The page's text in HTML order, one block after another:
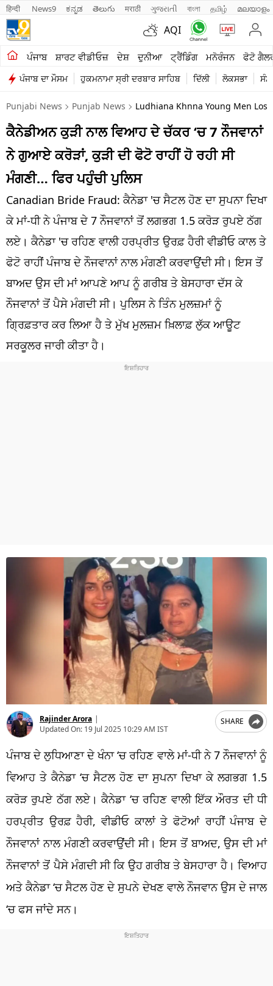
हिन्दी News9 ಕನ್ನಡ తెలుగు मराठी ગુજરાતી বাংলা தமிழ் മലയാളം
AQI
ਪੰਜਾਬ ਸ਼ਾਰਟ ਵੀਡੀਓਜ਼ ਦੇਸ਼ ਦੁਨੀਆ ਟ੍ਰੈਂਡਿੰਗ ਮਨੋਰੰਜਨ ਫੋਟੋ
ਪੰਜਾਬ ਦਾ ਮੌਸਮ ਹੁਕਮਨਾਮਾ ਸ੍ਰੀ ਦਰਬਾਰ ਸਾਹਿਬ ਦਿੱਲੀ ਲੋਕਸਭਾ
ਖੇਤੀਬਾੜੀ
ਸ਼ਾਰਟ ਵੀਡੀਓਜ਼
ਕਾਰੋਬਾਰ
ਕਰਿਅਰ
ਮਨੋਰੰਜਨ
ਦੇਸ਼
ਲਾਈਫ ਸਟਾਈਲ
ਪੰਜਾਬ
ਧਰਮ
ਖੇਡਾਂ
ਟੈਕਨੋਲਜੀ
Punjabi News Punjab News Ludhiana Khnna Young Men
ਕੈਨੇਡੀਅਨ ਕੁੜੀ ਨਾਲ ਵਿਆਹ ਦੇ ਚੱਕਰ ‘ਚ 7 ਨੌਜਵਾਨਾਂ
ਨੇ ਗੁਆਏ ਕਰੋੜਾਂ, ਕੁੜੀ ਦੀ ਫੋਟੋ ਰਾਹੀਂ ਹੋ ਰਹੀ ਸੀ
ਮੰਗਣੀ… ਫਿਰ ਪਹੁੰਚੀ ਪੁਲਿਸ
Canadian Bride Fraud: ਕੈਨੇਡਾ 'ਚ ਸੈਟਲ ਹੋਣ ਦਾ ਸੁਪਨਾ ਦਿਖਾ
ਕੇ ਮਾਂ-ਧੀ ਨੇ ਪੰਜਾਬ ਦੇ 7 ਨੌਜਵਾਨਾਂ ਤੋਂ ਲਗਭਗ 1.5 ਕਰੋੜ ਰੁਪਏ ਠੱਗ
ਲਏ। ਕੈਨੇਡਾ 'ਚ ਰਹਿਣ ਵਾਲੀ ਹਰਪ੍ਰੀਤ ਉਰਫ਼ ਹੈਰੀ ਵੀਡੀਓ ਕਾਲ ਤੇ
ਫੋਟੋ ਰਾਹੀਂ ਪੰਜਾਬ ਦੇ ਨੌਜਵਾਨਾਂ ਨਾਲ ਮੰਗਣੀ ਕਰਵਾਉਂਦੀ ਸੀ। ਇਸ ਤੋਂ
ਬਾਅਦ ਉਸ ਦੀ ਮਾਂ ਆਪਣੇ ਆਪ ਨੂੰ ਗਰੀਬ ਤੇ ਬੇਸਹਾਰਾ ਦੱਸ ਕੇ
ਨੌਜਵਾਨਾਂ ਤੋਂ ਪੈਸੇ ਮੰਗਦੀ ਸੀ। ਪੁਲਿਸ ਨੇ ਤਿੰਨ ਮੁਲਜ਼ਮਾਂ ਨੂੰ
ਗ੍ਰਿਫ਼ਤਾਰ ਕਰ ਲਿਆ ਹੈ ਤੇ ਮੁੱਖ ਮੁਲਜ਼ਮ ਖ਼ਿਲਾਫ਼ ਲੁੱਕ ਆਊਟ
ਸਰਕੂਲਰ ਜਾਰੀ ਕੀਤਾ ਹੈ।
Rajinder Arora |
Updated On: 19 Jul 2025 10:29 AM IST
SHARE
ਪੰਜਾਬ ਦੇ ਲੁਧਿਆਣਾ ਦੇ ਖੰਨਾ ‘ਚ ਰਹਿਣ ਵਾਲੇ ਮਾਂ-ਧੀ ਨੇ 7 ਨੌਜਵਾਨਾਂ ਨੂੰ
ਵਿਆਹ ਤੇ ਕੈਨੇਡਾ ‘ਚ ਸੈਟਲ ਹੋਣ ਦਾ ਸੁਪਨਾ ਦਿਖਾ ਕੇ ਲਗਭਗ 1.5
ਕਰੋੜ ਰੁਪਏ ਠੱਗ ਲਏ। ਕੈਨੇਡਾ ‘ਚ ਰਹਿਣ ਵਾਲੀ ਇੱਕ ਔਰਤ ਦੀ ਧੀ
ਹਰਪ੍ਰੀਤ ਉਰਫ਼ ਹੈਰੀ, ਵੀਡੀਓ ਕਾਲਾਂ ਤੇ ਫੋਟੋਆਂ ਰਾਹੀਂ ਪੰਜਾਬ ਦੇ
ਨੌਜਵਾਨਾਂ ਨਾਲ ਮੰਗਣੀ ਕਰਵਾਉਂਦੀ ਸੀ। ਇਸ ਤੋਂ ਬਾਅਦ, ਉਸ ਦੀ ਮਾਂ
ਨੌਜਵਾਨਾਂ ਤੋਂ ਪੈਸੇ ਮੰਗਦੀ ਸੀ ਕਿ ਉਹ ਗਰੀਬ ਤੇ ਬੇਸਹਾਰਾ ਹੈ। ਵਿਆਹ
ਅਤੇ ਕੈਨੇਡਾ ‘ਚ ਸੈਟਲ ਹੋਣ ਦੇ ਸੁਪਨੇ ਦੇਖਣ ਵਾਲੇ ਨੌਜਵਾਨ ਉਸ ਦੇ ਜਾਲ
‘ਚ ਫਸ ਜਾਂਦੇ ਸਨ।